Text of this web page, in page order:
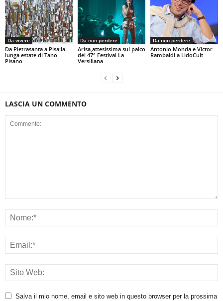
Da vivere
Da Pietrasanta a Pisa:la
lunga estate di Tano
Pisano
Da non perdere
Arisa,attesissima sul palco
del 47° Festival La
Versiliana
Da non perdere
Antonio Monda e Victor
Rambaldi a LidoCult
LASCIA UN COMMENTO
Salva il mio nome, email e sito web in questo browser per la prossima